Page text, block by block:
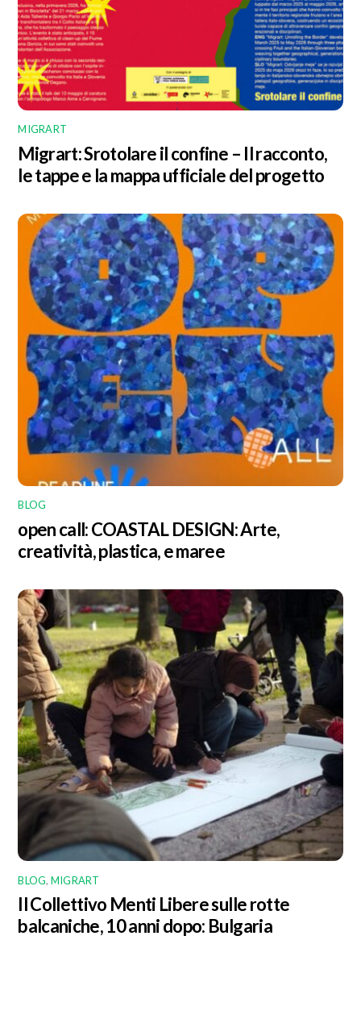
MIGRART
Migrart: Srotolare il confine – Il racconto,
le tappe e la mappa ufficiale del progetto
BLOG
open call: COASTAL DESIGN: Arte,
creatività, plastica, e maree
BLOG, MIGRART
Il Collettivo Menti Libere sulle rotte
balcaniche, 10 anni dopo: Bulgaria